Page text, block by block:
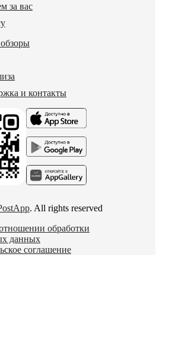
за вас
и контакты
. All rights reserved
обработки
данных
соглашение